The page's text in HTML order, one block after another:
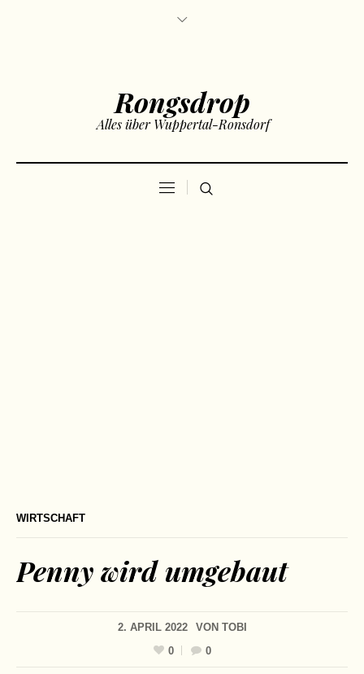
Rongsdrop
Alles über Wuppertal-Ronsdorf
WIRTSCHAFT
Penny wird umgebaut
2. APRIL 2022 VON TOBI
0
0